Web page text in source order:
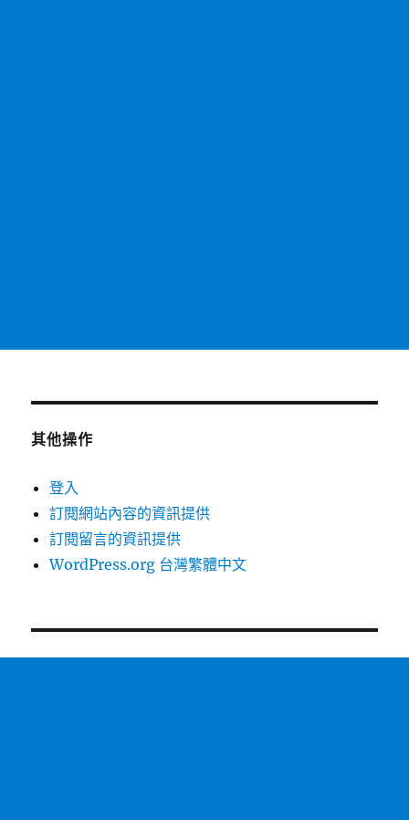
其他操作
登入
訂閱網站內容的資訊提供
訂閱留言的資訊提供
WordPress.org 台灣繁體中文